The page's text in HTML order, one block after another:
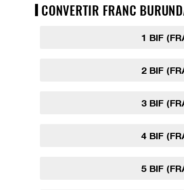
CONVERTIR FRANC
1 BIF
2 BIF
3 BIF
4 BIF
5 BIF